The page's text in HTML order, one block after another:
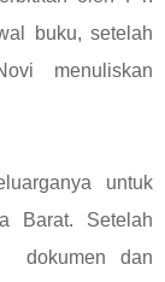
buku, setelah
menuliskan
untuk
Barat. Setelah
dokumen dan